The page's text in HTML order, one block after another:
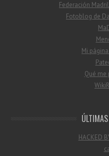
Federación
Fotoblog de
Mi
Qué me
HACKED